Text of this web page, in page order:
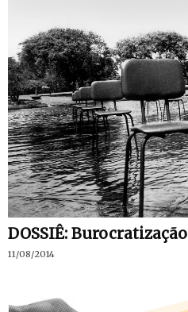
DOSSIÊ: Burocratização
11/08/2014